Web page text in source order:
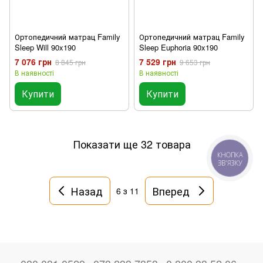
Ортопедичний матрац Family
Sleep Will 90x190
7 076 грн 8 845 грн
В наявності
Купити
Ортопедичний матрац Family
Sleep Euphoria 90x190
7 529 грн 9 653 грн
В наявності
Купити
Показати ще 32 товара
Назад 6 з 11 Вперед
КНОПКА
ЗВ'ЯЗКУ